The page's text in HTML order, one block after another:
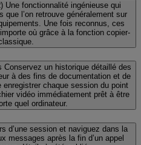
Une fonctionnalité ingénieuse qui
l’on retrouve généralement sur
Une fois reconnus, ces
où grâce à la fonction copier-
Conservez un historique détaillé des
à des fins de documentation et de
chaque session du point
vidéo immédiatement prêt à être
quel ordinateur.
d’une session et naviguez dans la
messages après la fin d’un appel